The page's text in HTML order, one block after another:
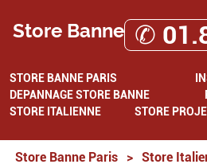
Store Banne ✆
STORE BANNE PARIS
DEPANNAGE STORE BANNE
STORE ITALIENNE
STORE
Store Banne Paris > Store